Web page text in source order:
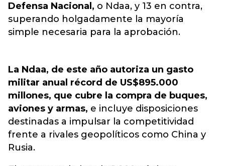
Defensa Nacional, o Ndaa, y 13 en contra,
superando holgadamente la mayoría
simple necesaria para la aprobación.
La Ndaa, de este año autoriza un gasto
militar anual récord de US$895.000
millones, que cubre la compra de buques,
aviones y armas, e incluye disposiciones
destinadas a impulsar la competitividad
frente a rivales geopolíticos como China y
Rusia.